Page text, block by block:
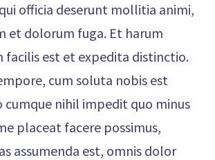
officia deserunt mollitia animi,
et dolorum fuga. Et harum
facilis est et expedita distinctio.
cum soluta nobis est
nihil impedit quo minus
placeat facere possimus,
assumenda est, omnis dolor